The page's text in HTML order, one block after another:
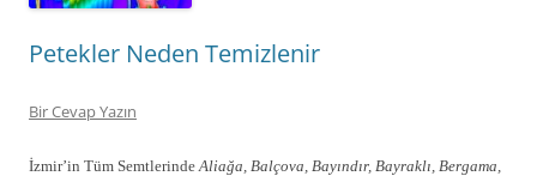
Petekler Neden Temizlenir
Bir Cevap Yazın
İzmir’in Tüm SemtlerindeAliağa, Balçova, Bayındır, Bayraklı, Bergama,